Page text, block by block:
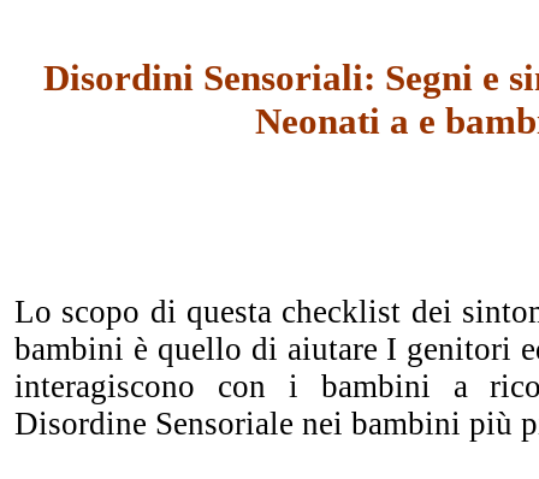
Disordini Sensoriali: Segni e
Neonati a e
Lo scopo di questa checklist dei
bambini è quello di aiutare I genitori
interagiscono con i bambini a
Disordine Sensoriale nei bambini più